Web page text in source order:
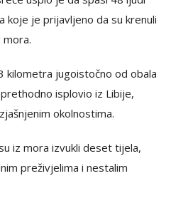
koje je prijavljeno da su krenuli
kilometra jugoistočno od obala
isplovio iz Libije,
okolnostima.
iz mora izvukli deset tijela,
preživjelima i nestalim